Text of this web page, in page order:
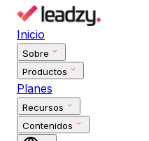
Inicio
Sobre
Productos
Planes
Recursos
Contenidos